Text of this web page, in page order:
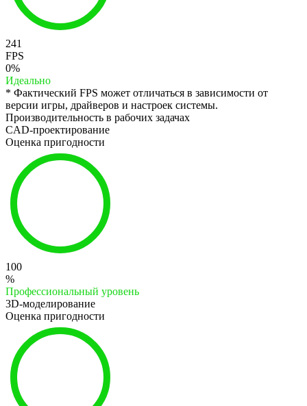
241
FPS
0%
Идеально
* Фактический FPS может отличаться в зависимости от
версии игры, драйверов и настроек системы.
Производительность в рабочих задачах
CAD-проектирование
Оценка пригодности
100
%
Профессиональный уровень
3D-моделирование
Оценка пригодности